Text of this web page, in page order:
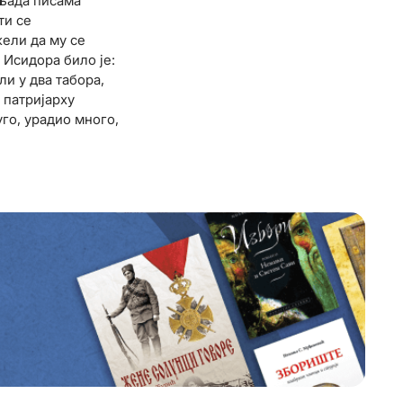
се
да му се
било је:
у два табора,
урадио много,